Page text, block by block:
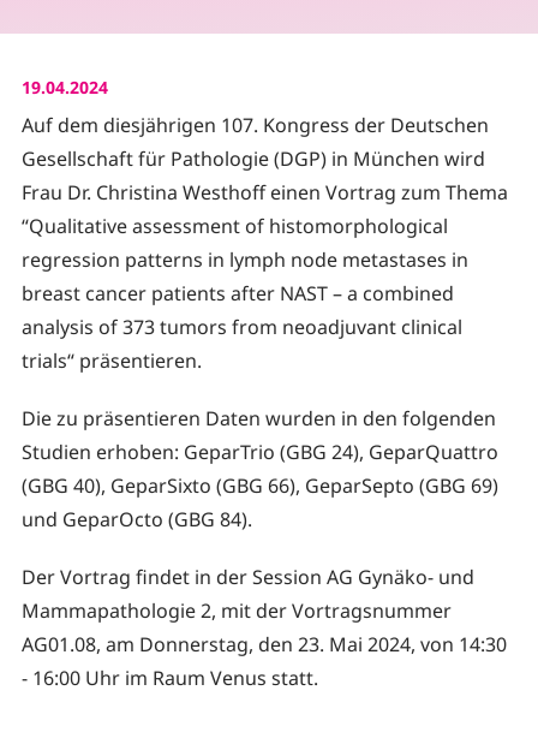
19.04.2024
Auf dem diesjährigen 107. Kongress der Deutschen
Gesellschaft für Pathologie (DGP) in München wird
Frau Dr. Christina Westhoff einen Vortrag zum Thema
“Qualitative assessment of histomorphological
regression patterns in lymph node metastases in
breast cancer patients after NAST – a combined
analysis of 373 tumors from neoadjuvant clinical
trials“ präsentieren.
Die zu präsentieren Daten wurden in den folgenden
Studien erhoben: GeparTrio (GBG 24), GeparQuattro
(GBG 40), GeparSixto (GBG 66), GeparSepto (GBG 69)
und GeparOcto (GBG 84).
Der Vortrag findet in der Session AG Gynäko- und
Mammapathologie 2, mit der Vortragsnummer
AG01.08, am Donnerstag, den 23. Mai 2024, von 14:30
- 16:00 Uhr im Raum Venus statt.